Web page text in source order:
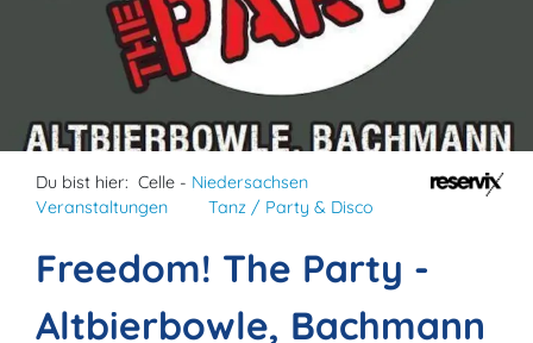
Du bist hier: Celle - Niedersachsen
Veranstaltungen
Tanz / Party & Disco
Freedom! The Party -
Altbierbowle, Bachmann